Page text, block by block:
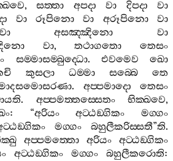
,සත‍්තා අපදා වා දිපදා
වා
වා රූපිනො වා අරූපිනො
වා
වා අසඤ‍්ඤිනො
වා
වා,තථාගතො
තෙසං
සම‍්මාසම‍්බුද‍්ධො. එවමෙව
ඛො
කුසලා ධම‍්මා සබ‍්බෙ
තෙ
. අප‍්පමාදො
තෙසං
. අප‍්පමත‍්තස‍්සෙතං භික‍්ඛවෙ,
: “අරියං අට‍්ඨඞ‍්ගිකං
මග‍්ගං
මග‍්ගං බහුලීකරිස‍්සතී”ති.
අප‍්පමත‍්තො අරියං
අට‍්ඨඞ‍්ගිකං
අට‍්ඨඞ‍්ගිකං මග‍්ගං බහුලීකරොති: